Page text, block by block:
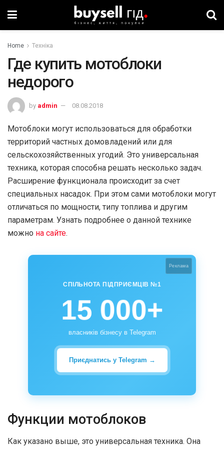
Home Техніка
Где купить мотоблоки
недорого
by admin 08.08.2018
Мотоблоки могут использоваться для обработки
территорий частных домовладений или для
сельскохозяйственных угодий. Это универсальная
техника, которая способна решать несколько задач.
Расширение функционала происходит за счет
специальных насадок. При этом сами мотоблоки могут
отличаться по мощности, типу топлива и другим
параметрам. Узнать подробнее о данной технике
можно на сайте.
Реклама
СПІЛЬНОТА ПІДПРИЄМЦІВ №1
15 000+
власників бізнесу в Telegram
Приєднатись у Telegram →
Функции мотоблоков
Как указано выше, это универсальная техника. Она